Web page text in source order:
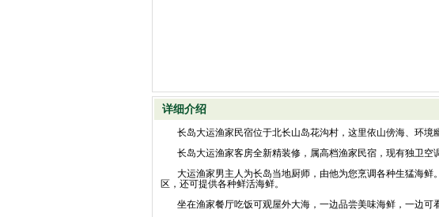
详细介绍
长岛大运渔家民宿位于北长山岛花沟村，这里依山傍海、环境
长岛大运渔家客房全新精装修，属高档渔家民宿，现有独卫空
大运渔家男主人为长岛当地厨师，由他为您烹调各种生猛海鲜
区，还可提供各种鲜活海鲜。
坐在渔家餐厅吃饭可观屋外大海，一边品尝美味海鲜，一边可